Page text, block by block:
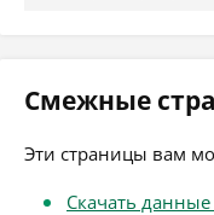
Смежные
Эти страницы вам
Скачать